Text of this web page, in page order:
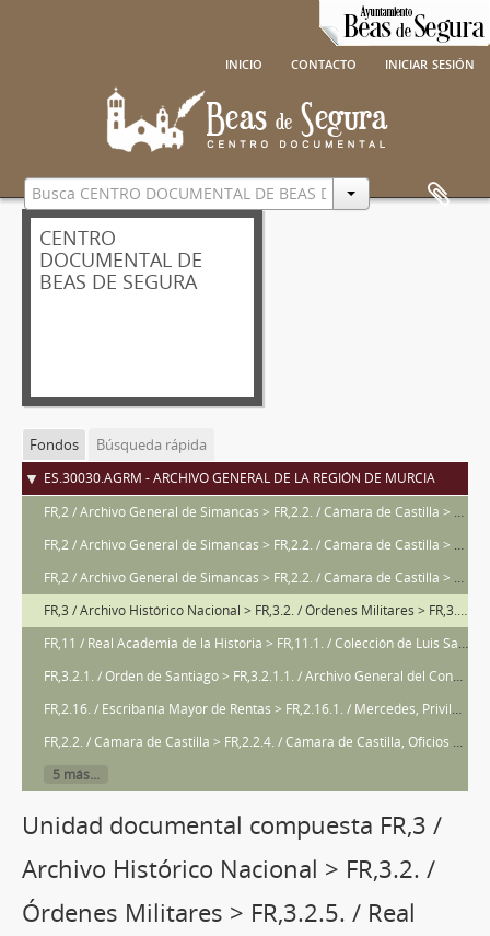
inicio contacto iniciar sesión
CENTRO
DOCUMENTAL DE
BEAS DE SEGURA
Fondos Búsqueda rápida
ES.30030.AGRM - ARCHIVO GENERAL DE LA REGIÓN DE MURCIA
FR,2 / Archivo General de Simancas > FR,2.2. / Cámara de Castilla > FR,2.2.4. / Cámara de Castilla, Oficios > FR,AGS,R-135/235 - Carta de obligación de Miguel Hernández, vecino de Beas, en nombre de Pedro Gómez Machado y de Pedro Sánchez Gagón, para pagar 300 ducados por la escribanía de Beas concedida a Pedro Gómez.
FR,2 / Archivo General de Simancas > FR,2.2. / Cámara de Castilla > FR,2.2.4. / Cámara de Castilla, Oficios > FR,AGS,R-135/239 - Carta de obligación de Hernán Méndez y Juan de Orozco, vecinos de Beas, para pagar 200 ducados por el título de alcaide de la cárcel de Beas.
FR,2 / Archivo General de Simancas > FR,2.2. / Cámara de Castilla > FR,2.2.4. / Cámara de Castilla, Oficios > FR,AGS,R-135/238 / - Carta de poder de Fernando Jiménez Varcena, vecino de Beas, dada al licenciado Pedro Díaz de la Torre, natural de Chiclana, residente en Madrid, para que le compre un oficio de procurador del número de Beas.
FR,3 / Archivo Histórico Nacional > FR,3.2. / Órdenes Militares > FR,3.2.5. / Real Consejo de las Órdenes Militares > FR,3.2.5.1. / Serie de la Orden de Santiago > FR,3.2.1.1.1. / Visitas a los territorios de la Orden de Santiago. > FR,AHN,R-53/13 - Cuentas de la encomienda de Beas de Segura.
FR,11 / Real Academia de la Historia > FR,11.1. / Colección de Luis Salazar y Castro > FR,RAH,R-4/38 / - Noticias de algunos señores de la familia de Sandoval, vecinos de Beas.
FR,3.2.1. / Orden de Santiago > FR,3.2.1.1. / Archivo General del Convento de Uclés (Cuenca) > FR,AHN,R-5/44 - Descripción de la encomienda de Beas de Segura, realizada por orden del comendador Diego Mexía, marqués de Leganés.
FR,2.16. / Escribanía Mayor de Rentas > FR,2.16.1. / Mercedes, Privilegios, Ventas y Confirmaciones > FR,AGS,R-4/33 - Privilegio de jurisdicción en primera instancia a favor de la villa de Beas
FR,2.2. / Cámara de Castilla > FR,2.2.4. / Cámara de Castilla, Oficios > FR,AGS,R-135/242 - Carta de poder de Álvaro de Moya, vecino de Beas, dada a Juan Gómez de Vedoya, al bachiller Martín Herrera Noguerol, y al capitán Juan Robles de Moya, para comprar el oficio de depositario general de Beas por el precio que concertaren.
5 más...
Unidad documental compuesta FR,3 /
Archivo Histórico Nacional > FR,3.2. /
Órdenes Militares > FR,3.2.5. / Real